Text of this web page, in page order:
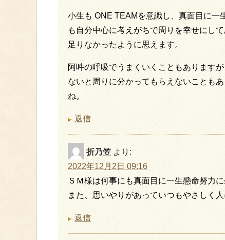
小生も ONE TEAMを意識し、真面目に一
も自分中心に考えがちで周りを幸せにし
足りなかったように思えます。
阿吽の呼吸でうまくいくこともあります
ないと周りに分かってもらえないことも
ね。
返信
折乃笠 より:
2022年12月2日 09:16
ＳＭ様は何事にも真面目に一生懸命努力
また、思いやりがあっていつもやさしく
返信